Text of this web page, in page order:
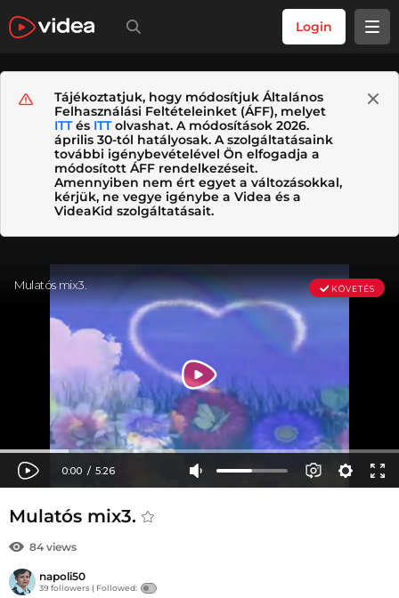
Login
Tájékoztatjuk, hogy módosítjuk Általános
Felhasználási Feltételeinket (ÁFF), melyet
ITTés ITTolvashat. A módosítások 2026.
április 30-tól hatályosak. A szolgáltatásaink
további igénybevételével Ön elfogadja a
módosított ÁFF rendelkezéseit.
Amennyiben nem ért egyet a változásokkal,
kérjük, ne vegye igénybe a Videa és a
VideaKid szolgáltatásait.
Mulatós mix3.
84 views
napoli50
39 followers | Followed: